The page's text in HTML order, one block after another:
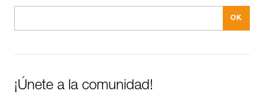
¡Únete a la comunidad!